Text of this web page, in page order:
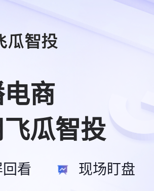
商
瓜智投
看
现场盯盘